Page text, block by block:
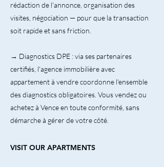
rédaction de l'annonce, organisation des
visites, négociation — pour que la transaction
soit rapide et sans friction.
→ Diagnostics DPE : via ses partenaires
certifiés, l'agence immobilière avec
appartement à vendre coordonne l'ensemble
des diagnostics obligatoires. Vous vendez ou
achetez à Vence en toute conformité, sans
démarche à gérer de votre côté.
VISIT OUR APARTMENTS